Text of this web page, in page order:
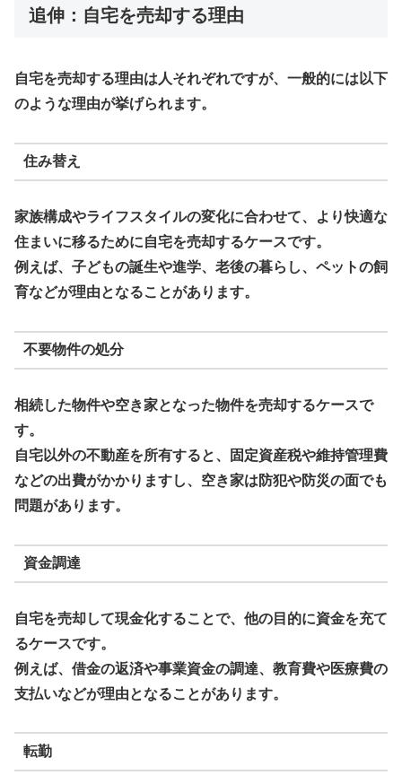
追伸：自宅を売却する理由
自宅を売却する理由は人それぞれですが、一般的には以下
のような理由が挙げられます。
住み替え
家族構成やライフスタイルの変化に合わせて、より快適な
住まいに移るために自宅を売却するケースです。
例えば、子どもの誕生や進学、老後の暮らし、ペットの飼
育などが理由となることがあります。
不要物件の処分
相続した物件や空き家となった物件を売却するケースで
す。
自宅以外の不動産を所有すると、固定資産税や維持管理費
などの出費がかかりますし、空き家は防犯や防災の面でも
問題があります。
資金調達
自宅を売却して現金化することで、他の目的に資金を充て
るケースです。
例えば、借金の返済や事業資金の調達、教育費や医療費の
支払いなどが理由となることがあります。
転勤